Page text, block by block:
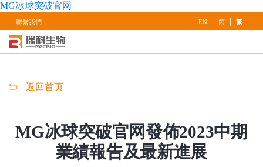
MG冰球突破官网
聯繫我們 EN | 简 | 繁
返回首页
MG冰球突破官网發佈2023中期
業績報告及最新進展